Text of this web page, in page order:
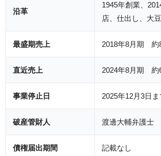
沿革
1945年創業、
店、仕出し、大
最盛期売上 2018年8月期 約
直近売上 2024年8月期 約
事業停止日 2025年12月3日
破産管財人 渡邊大輔弁護士
債権届出期間 記載なし